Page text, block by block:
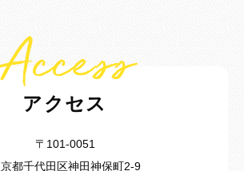
アクセス
〒101-0051
都千代田区神田神保町2-9